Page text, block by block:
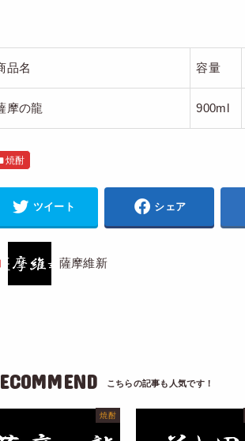
品名 容量
摩の龍 900ml
焼酎
ツイート シェア
薩摩維新
焼酎